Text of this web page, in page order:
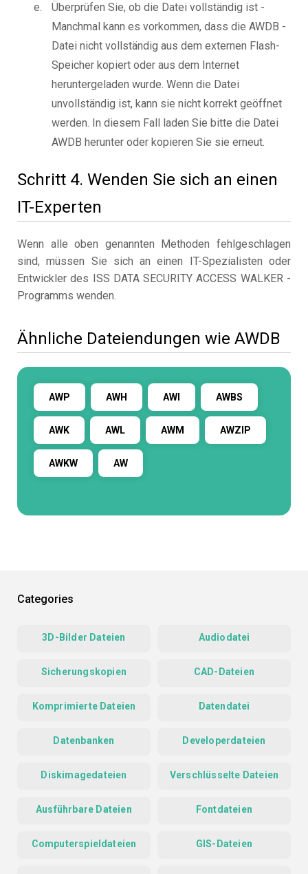
Überprüfen Sie, ob die Datei vollständig ist -
Manchmal kann es vorkommen, dass die AWDB -
Datei nicht vollständig aus dem externen Flash-
Speicher kopiert oder aus dem Internet
heruntergeladen wurde. Wenn die Datei
unvollständig ist, kann sie nicht korrekt geöffnet
werden. In diesem Fall laden Sie bitte die Datei
AWDB herunter oder kopieren Sie sie erneut.
Schritt 4. Wenden Sie sich an einen
IT-Experten
Wenn alle oben genannten Methoden fehlgeschlagen
sind, müssen Sie sich an einen IT-Spezialisten oder
Entwickler des ISS DATA SECURITY ACCESS WALKER -
Programms wenden.
Ähnliche Dateiendungen wie AWDB
AWP AWH AWI AWBS
AWK AWL AWM AWZIP
AWKW AW
Categories
3D-Bilder Dateien Audiodatei
Sicherungskopien CAD-Dateien
Komprimierte Dateien Datendatei
Datenbanken Developerdateien
Diskimagedateien Verschlüsselte Dateien
Ausführbare Dateien Fontdateien
Computerspieldateien GIS-Dateien